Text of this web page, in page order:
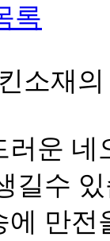
록
소재
러운 네
길수
에 만전